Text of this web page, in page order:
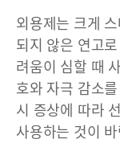
외용제는 크게
되지 않은 연고
려움이 심할 때
호와 자극 감소
시 증상에 따라
사용하는 것이